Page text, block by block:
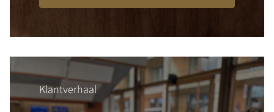
Klantverhaal